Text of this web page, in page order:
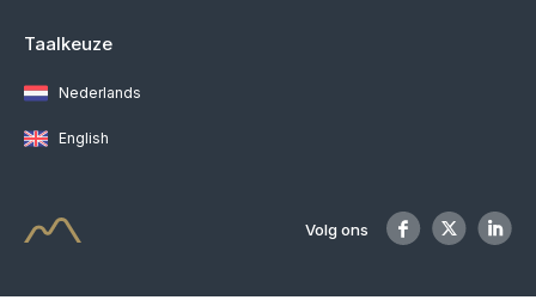
Taalkeuze
Nederlands
English
Volg ons